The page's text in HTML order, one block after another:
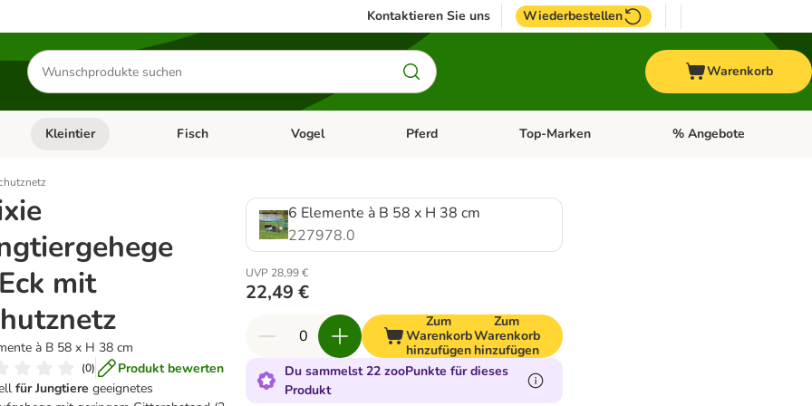
Kontaktieren Sie uns Wiederbestellen
Produkte
suchen
Warenkorb
& Zubehör
Kategorie-Menü öffnen: Hundefutter & Zubehör
Kleintier Kategorie-Menü öffnen: Kleintier
Fisch Kategorie-Menü öffnen: Fisch
Vogel Kategorie-Menü öffnen: Vogel
Pferd Kategorie-Menü öffnen: Pferd
Top-Marken Kategorie-Menü öffnen:
% Angebote
mit
à B 58 x H 38 cm
(0)
Produkt bewerten
für Jungtiere geeignetes
6 Elemente à B 58 x H 38 cm
227978.0
UVP 28,99 €
22,49 €
Zum
Warenkorb
hinzufügen
Zum
Warenkorb
hinzufügen
Du sammelst 22 zooPunkte für dieses
Produkt